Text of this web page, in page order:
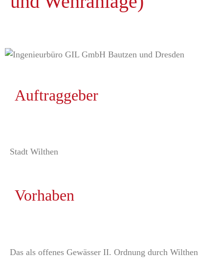
Auftraggeber
Stadt Wilthen
Vorhaben
Das als offenes Gewässer II. Ordnung durch Wilthen